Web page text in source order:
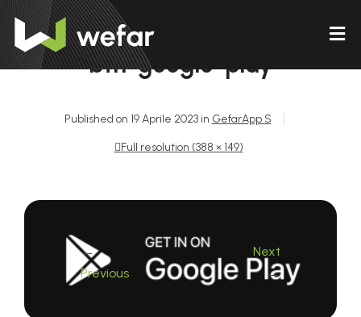
btn-google-play
Published on 19 Aprile 2023in GefarApp S
Full resolution (388 × 149)
←
Previous
Next
→